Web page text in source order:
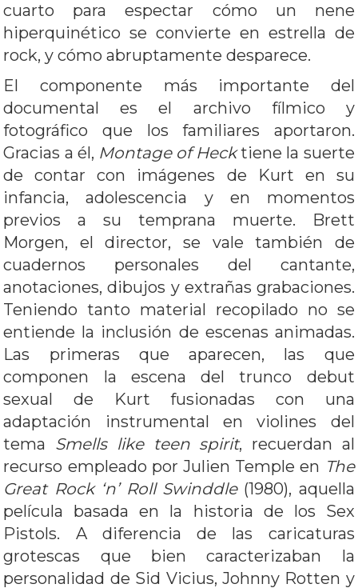
cuarto para espectar cómo un nene
hiperquinético se convierte en estrella de
rock, y cómo abruptamente desparece.
El componente más importante del
documental es el archivo fílmico y
fotográfico que los familiares aportaron.
Gracias a él, Montage of Hecktiene la suerte
de contar con imágenes de Kurt en su
infancia, adolescencia y en momentos
previos a su temprana muerte. Brett
Morgen, el director, se vale también de
cuadernos personales del cantante,
anotaciones, dibujos y extrañas grabaciones.
Teniendo tanto material recopilado no se
entiende la inclusión de escenas animadas.
Las primeras que aparecen, las que
componen la escena del trunco debut
sexual de Kurt fusionadas con una
adaptación instrumental en violines del
tema Smells like teen spirit, recuerdan al
recurso empleado por Julien Temple en The
Great Rock ‘n’ Roll Swinddle(1980), aquella
película basada en la historia de los Sex
Pistols. A diferencia de las caricaturas
grotescas que bien caracterizaban la
personalidad de Sid Vicius, Johnny Rotten y